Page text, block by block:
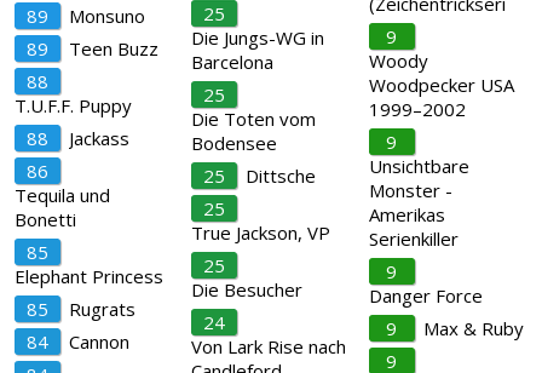
89
Monsuno
89
Teen Buzz
88
T.U.F.F. Puppy
88
Jackass
86
Tequila und
Bonetti
85
Elephant Princess
85
Rugrats
84
Cannon
25
Die Jungs-WG in
Barcelona
25
Die Toten vom
Bodensee
25
Dittsche
25
True Jackson, VP
25
Die Besucher
24
Von Lark Rise nach
9
Woody
Woodpecker USA
1999–2002
9
Unsichtbare
Monster -
Amerikas
Serienkiller
9
Danger Force
9
Max & Ruby
9